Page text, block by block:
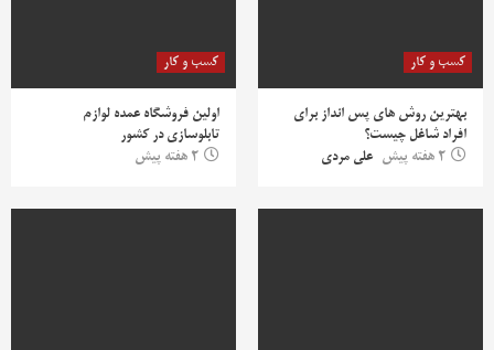
کسب و کار
بهترین روش‌ های پس‌ انداز برای
افراد شاغل چیست؟
2 هفته پیش
علی مردی
کسب و کار
اولین فروشگاه عمده لوازم
تابلوسازی در کشور
2 هفته پیش